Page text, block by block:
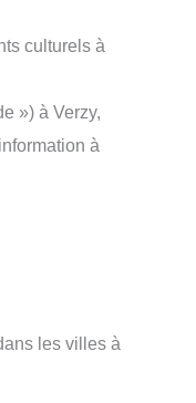
culturels à
») à Verzy,
à
les villes à